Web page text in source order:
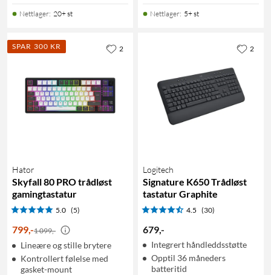
Nettlager: 20+ st Nettlager: 5+ st
SPAR 300 KR
Hator
Skyfall 80 PRO trådløst
gamingtastatur
5.0 (5)
799,-1 099,-
Lineære og stille brytere
Kontrollert følelse med
gasket-mount
2
Logitech
Signature K650 Trådløst
tastatur Graphite
4.5 (30)
679,-
Integrert håndleddsstøtte
Opptil 36 måneders
batteritid
2